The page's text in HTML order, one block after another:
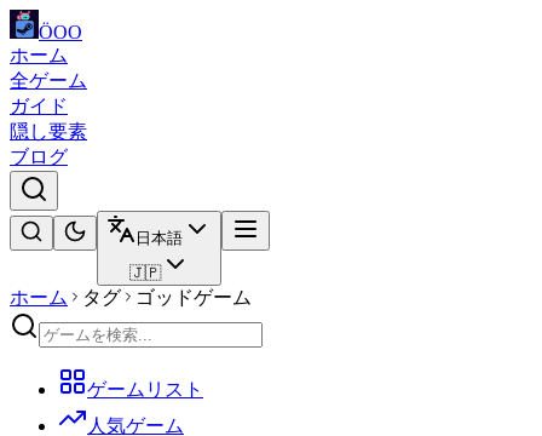
ÖOO
ホーム
全ゲーム
ガイド
隠し要素
ブログ
日本語
🇯🇵
ホーム タグ ゴッドゲーム
ゲームリスト
人気ゲーム